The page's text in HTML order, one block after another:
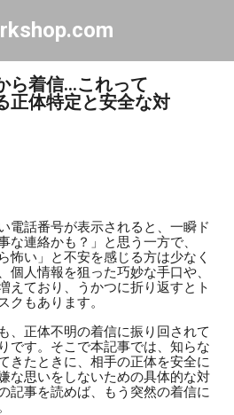
イン コンテンツに移動
ら着信…これって
正体特定と安全な対
電話番号が表示されると、一瞬ド
な連絡かも？」と思う一方で、
怖い」と不安を感じる方は少なく
個人情報を狙った巧妙な手口や、
えており、うかつに折り返すとト
クもあります。
、正体不明の着信に振り回されて
です。そこで本記事では、知らな
きたときに、相手の正体を安全に
な思いをしないための具体的な対
記事を読めば、もう突然の着信に